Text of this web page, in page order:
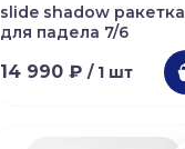
slide shadow ракетка
для падела 7/6
14 990 ₽ / 1 шт